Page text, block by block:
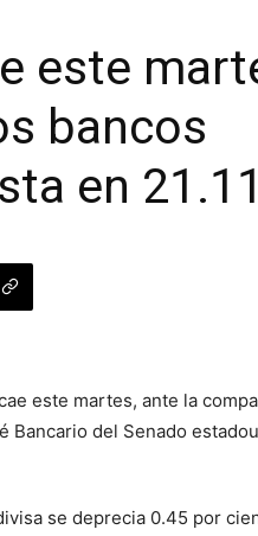
este
bancos
en
este martes, ante la
Bancario del Senado
se deprecia 0.45 por